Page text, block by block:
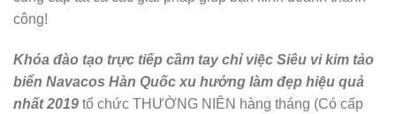
công!
Khóa đào tạo trực tiếp cầm tay chỉ việc Siêu vi kim tảo
biển Navacos Hàn Quốc xu hướng làm đẹp hiệu quả
nhất 2019 tổ chức THƯỜNG NIÊN hàng tháng (Có cấp